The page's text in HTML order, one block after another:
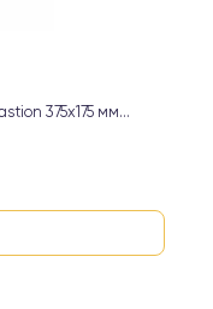
375х175 мм...